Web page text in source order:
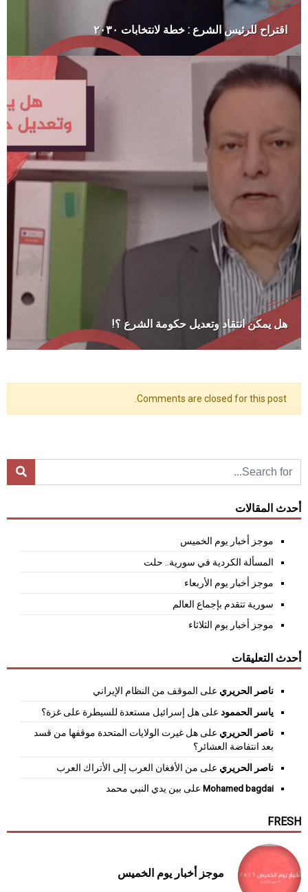
اقتراح للرئيس الشرع : خطة لانتخابات ٢٠٣٠
هل يمكن انتقاد وتعديل حكومة الشرع ؟!
Comments are closed for this post.
أحدث المقالات
موجز أخبار يوم الخميس
المسألة الكردية في سورية.. حلت
موجز أخبار يوم الأربعاء
سورية تتقدم بإجماع العالم
موجز أخبار يوم الثلاثاء
أحدث التعليقات
ناصر الحريري على الموقف من النظام الإيراني
ياسر الحممود على هل إسرائيل مستعدة للسيطرة على غزة؟
ناصر الحريري على هل غيرت الولايات المتحدة موقفها من قسد
بعد انتفاضة العشائر؟
ناصر الحريري على من الأفغان العرب إلى الأتراك العرب
Mohamed bagdai على بين يدي النبي محمد
FRESH
موجز أخبار يوم الخميس